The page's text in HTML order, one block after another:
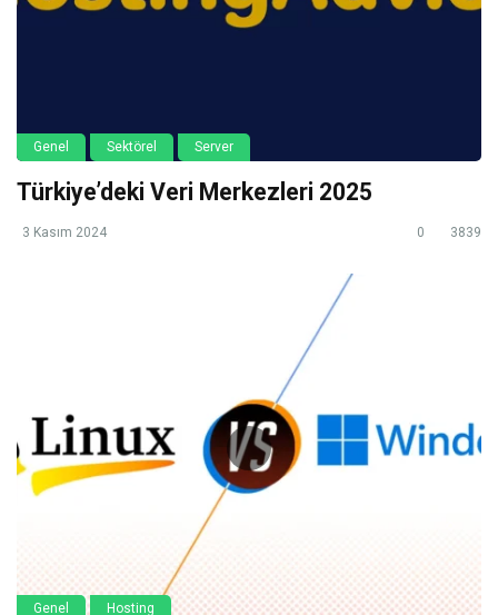
Genel Sektörel Server
Türkiye’deki Veri Merkezleri 2025
3 Kasım 2024 0 3839
Genel Hosting